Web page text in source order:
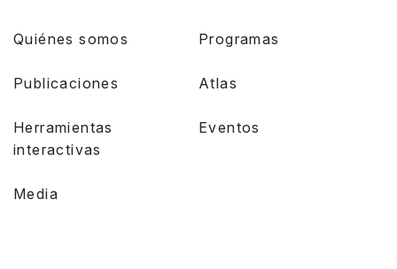
Quiénes somos Programas
Publicaciones Atlas
Herramientas
interactivas
Eventos
Media